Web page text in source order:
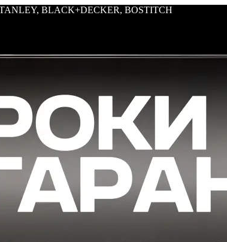
STANLEY, BLACK+DECKER, BOSTITCH